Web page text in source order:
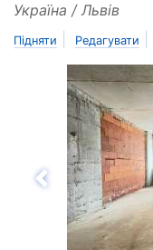
Україна / Львів
Підняти Редагувати
Назад